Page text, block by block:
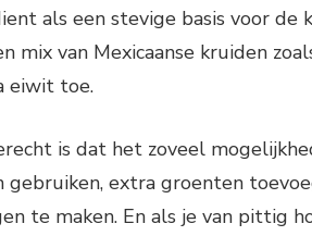
als een stevige basis voor
van Mexicaanse kruiden
eiwit toe.
is dat het zoveel
extra groenten
te maken. En als je van pittig